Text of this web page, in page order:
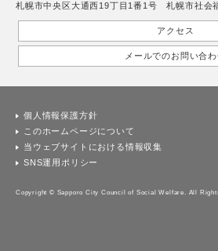
札幌市中央区大通西19丁目1番1号 札幌市社会
アクセス
メールでのお問い合
個人情報保護方針
このホームページについて
当ウェブサイトにおける情報収集
SNS運用ポリシー
Copyright © Sapporo City Council of Social Welfare. All